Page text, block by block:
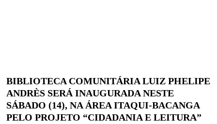
BIBLIOTECA COMUNITÁRIA LUIZ PHELIPE
ANDRÈS SERÁ INAUGURADA NESTE
SÁBADO (14), NA ÁREA ITAQUI-BACANGA
PELO PROJETO “CIDADANIA E LEITURA”